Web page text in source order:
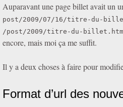
Auparavant une page billet avait un
post/2009/07/16/titre-du-
/post/2009/titre-du-
encore, mais moi ça me suffit.
Il y a deux choses à faire pour
Format d’url des